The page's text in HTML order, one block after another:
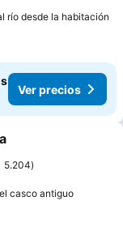
río desde la habitación
Ver precios
5.204
casco antiguoVer